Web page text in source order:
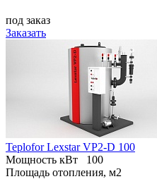
под заказ
Заказать
Teplofor Lexstar VP2-D 100
Мощность кВт
100
Площадь отопления, м2